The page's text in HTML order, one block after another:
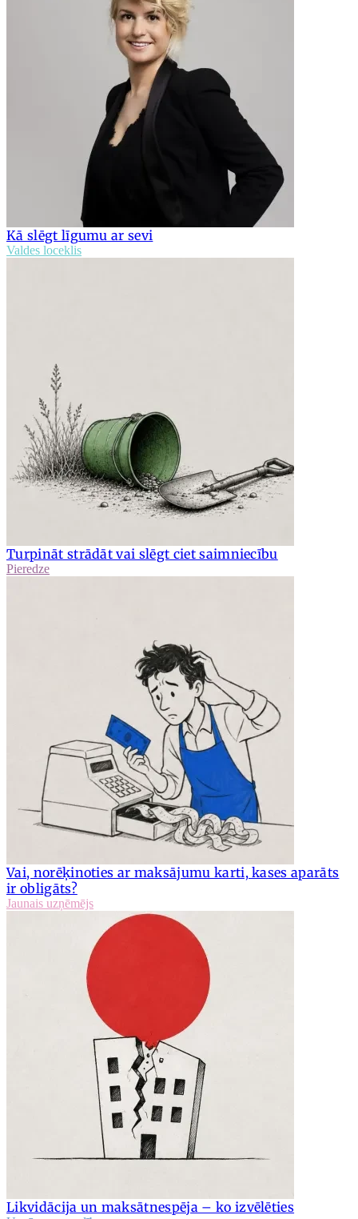
Kā slēgt līgumu ar sevi
Valdes loceklis
Turpināt strādāt vai slēgt ciet saimniecību
Pieredze
Vai, norēķinoties ar maksājumu karti, kases aparāts
ir obligāts?
Jaunais uzņēmējs
Likvidācija un maksātnespēja – ko izvēlēties